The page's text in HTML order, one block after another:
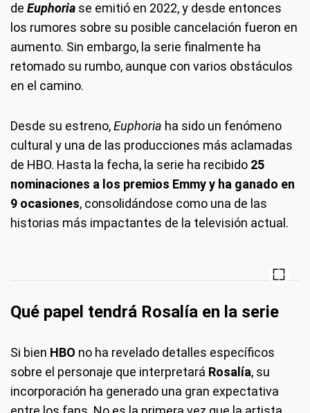
de Euphoria se emitió en 2022, y desde entonces
los rumores sobre su posible cancelación fueron en
aumento. Sin embargo, la serie finalmente ha
retomado su rumbo, aunque con varios obstáculos
en el camino.
Desde su estreno,Euphoria ha sido un fenómeno
cultural y una de las producciones más aclamadas
de HBO. Hasta la fecha, la serie ha recibido 25
nominaciones a los premios Emmy y ha ganado en
9 ocasiones, consolidándose como una de las
historias más impactantes de la televisión actual.
Qué papel tendrá Rosalía en la serie
Si bien HBO no ha revelado detalles específicos
sobre el personaje que interpretará Rosalía, su
incorporación ha generado una gran expectativa